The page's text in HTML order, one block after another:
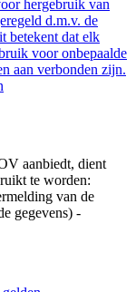
hergebruik van
d.m.v. de
betekent dat elk
voor onbepaalde
aan verbonden zijn.
aanbiedt, dient
te worden:
van de
gegevens) -